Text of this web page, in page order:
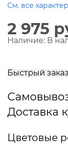
См. все
2 975
Наличие: В
Быстрый заказ
Доставка
Цветовые